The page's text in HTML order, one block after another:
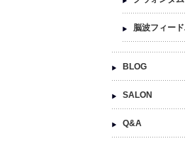
脳波フィー
BLOG
SALON
Q&A